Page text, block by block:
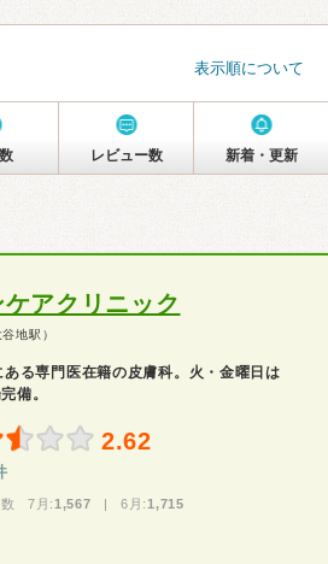
表示順について
レビュー数 新着・更新
アクリニック
地駅）
る専門医在籍の皮膚科。火・金曜日は
備。
2.62
数 7月: 1,567 | 6月: 1,715